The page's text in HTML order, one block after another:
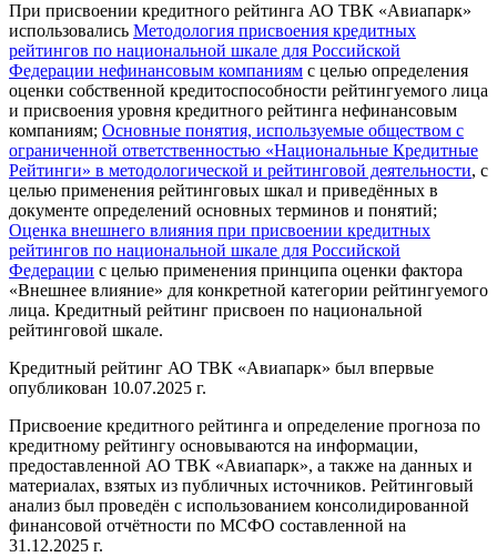
При присвоении кредитного рейтинга АО ТВК «Авиапарк»
использовались Методология присвоения кредитных
рейтингов по национальной шкале для Российской
Федерации нефинансовым компаниям с целью определения
оценки собственной кредитоспособности рейтингуемого лица
и присвоения уровня кредитного рейтинга нефинансовым
компаниям; Основные понятия, используемые обществом с
ограниченной ответственностью «Национальные Кредитные
Рейтинги» в методологической и рейтинговой деятельности, с
целью применения рейтинговых шкал и приведённых в
документе определений основных терминов и понятий;
Оценка внешнего влияния при присвоении кредитных
рейтингов по национальной шкале для Российской
Федерации с целью применения принципа оценки фактора
«Внешнее влияние» для конкретной категории рейтингуемого
лица. Кредитный рейтинг присвоен по национальной
рейтинговой шкале.
Кредитный рейтинг АО ТВК «Авиапарк» был впервые
опубликован 10.07.2025 г.
Присвоение кредитного рейтинга и определение прогноза по
кредитному рейтингу основываются на информации,
предоставленной АО ТВК «Авиапарк», а также на данных и
материалах, взятых из публичных источников. Рейтинговый
анализ был проведён с использованием консолидированной
финансовой отчётности по МСФО составленной на
31.12.2025 г.